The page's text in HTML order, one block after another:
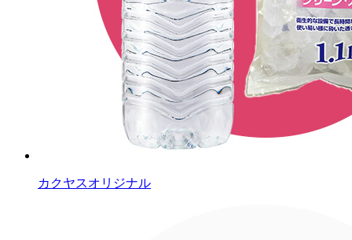
カクヤスオリジナル